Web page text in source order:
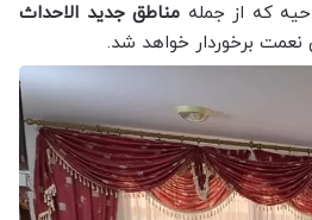
که از جمله مناطق جدید الاحداث
برخوردار خواهد شد.